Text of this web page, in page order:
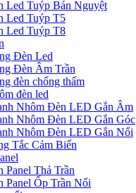
Led Tuýp Bán Nguyệt
Led Tuýp T5
Led Tuýp T8
Đèn Led
Đèn Âm Trần
đèn chống thấm
đèn led
Nhôm Đèn LED Gắn Âm
Nhôm Đèn LED Gắn Góc
Nhôm Đèn LED Gắn Nổi
Tắc Cảm Biến
Panel Thả Trần
Panel Ốp Trần Nổi